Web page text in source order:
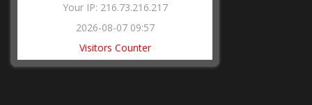
Your IP: 216.73.216.217
2026-08-07 09:57
Visitors Counter